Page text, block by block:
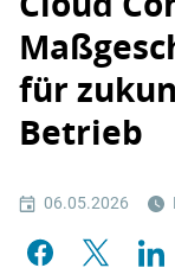
für
Betrieb
06.05.2026